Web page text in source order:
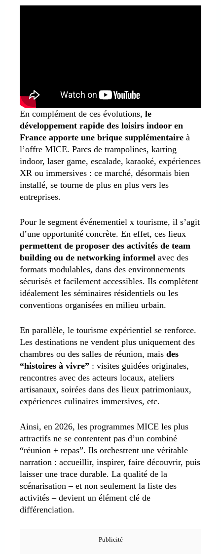
En complément de ces évolutions, le
développement rapide des loisirs indoor en
France apporte une brique supplémentaire à
l’offre MICE. Parcs de trampolines, karting
indoor, laser game, escalade, karaoké, expériences
XR ou immersives : ce marché, désormais bien
installé, se tourne de plus en plus vers les
entreprises.
Pour le segment événementiel x tourisme, il s’agit
d’une opportunité concrète. En effet, ces lieux
permettent de proposer des activités de team
building ou de networking informel avec des
formats modulables, dans des environnements
sécurisés et facilement accessibles. Ils complètent
idéalement les séminaires résidentiels ou les
conventions organisées en milieu urbain.
En parallèle, le tourisme expérientiel se renforce.
Les destinations ne vendent plus uniquement des
chambres ou des salles de réunion, mais des
“histoires à vivre” : visites guidées originales,
rencontres avec des acteurs locaux, ateliers
artisanaux, soirées dans des lieux patrimoniaux,
expériences culinaires immersives, etc.
Ainsi, en 2026, les programmes MICE les plus
attractifs ne se contentent pas d’un combiné
“réunion + repas”. Ils orchestrent une véritable
narration : accueillir, inspirer, faire découvrir, puis
laisser une trace durable. La qualité de la
scénarisation – et non seulement la liste des
activités – devient un élément clé de
différenciation.